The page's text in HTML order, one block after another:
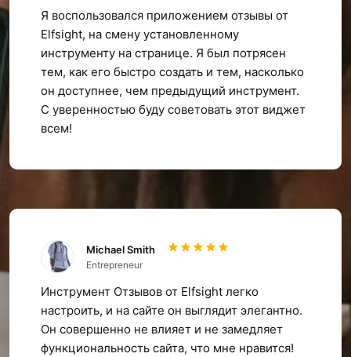
Я воспользовался приложением отзывы от
Elfsight, на смену установленному
инструменту на странице. Я был потрясен
тем, как его быстро создать и тем, насколько
он доступнее, чем предыдущий инструмент.
С уверенностью буду советовать этот виджет
всем!
Michael Smith
Entrepreneur
Инструмент Отзывов от Elfsight легко
настроить, и на сайте он выглядит элегантно.
Он совершенно не влияет и не замедляет
функциональность сайта, что мне нравится!